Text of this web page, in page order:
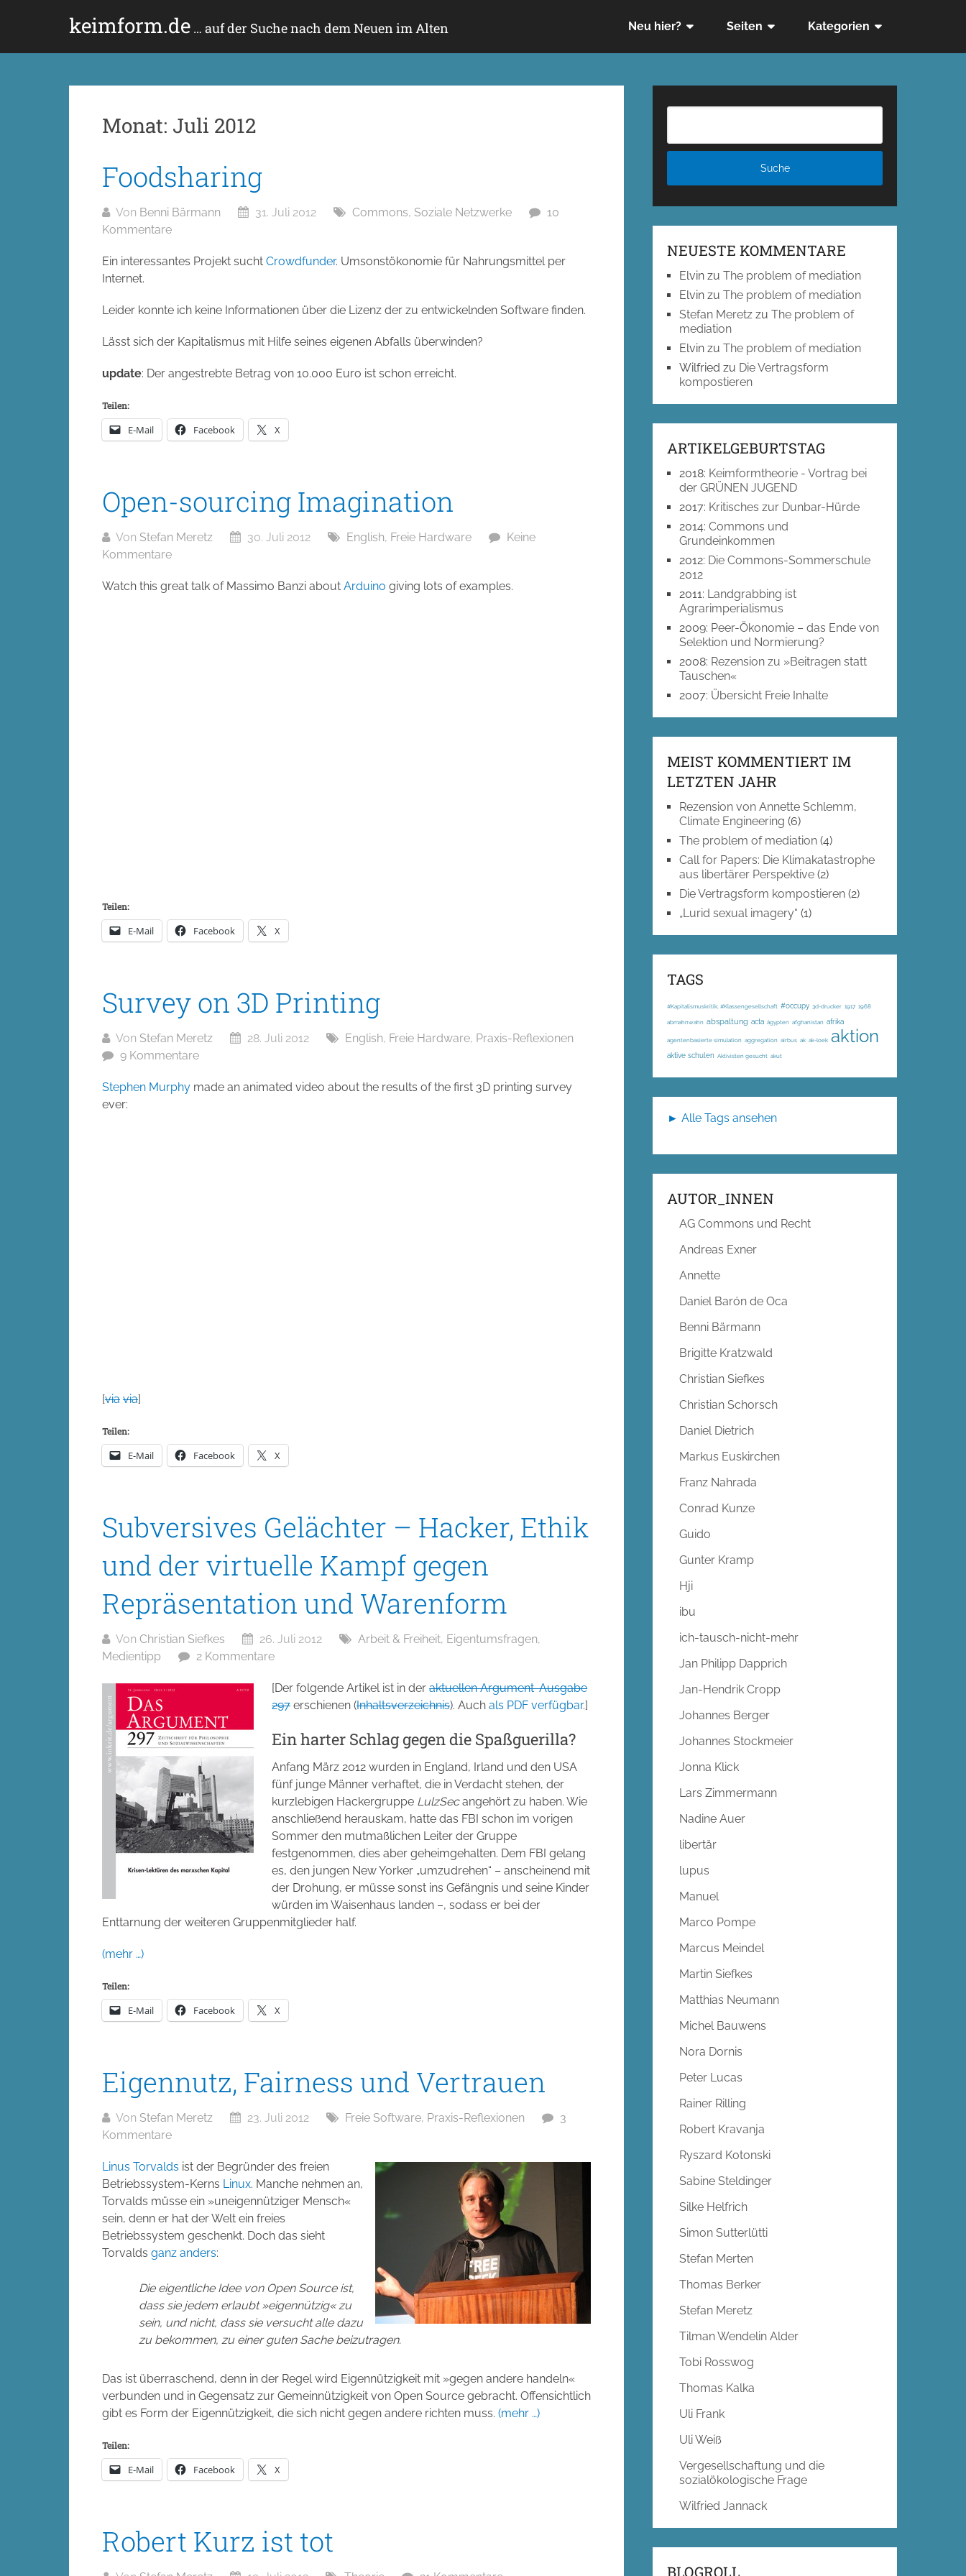
keimform.de … auf der Suche nach dem Neuen im Alten Neu hier? Seiten Kategorien
Monat: Juli 2012
Foodsharing
Von Benni Bärmann 31. Juli 2012 Commons, Soziale Netzwerke
10
Kommentare
Ein interessantes Projekt sucht Crowdfunder. Umsonstökonomie für Nahrungsmittel per
Internet.
Leider konnte ich keine Informationen über die Lizenz der zu entwickelnden Software finden.
Lässt sich der Kapitalismus mit Hilfe seines eigenen Abfalls überwinden?
update: Der angestrebte Betrag von 10.000 Euro ist schon erreicht.
Teilen:
E-Mail Facebook X
Open-sourcing Imagination
Von Stefan Meretz 30. Juli 2012 English, Freie Hardware
Keine
Kommentare
Watch this great talk of Massimo Banzi about Arduino giving lots of examples.
Teilen:
E-Mail Facebook X
Survey on 3D Printing
Von Stefan Meretz 28. Juli 2012 English, Freie Hardware, Praxis-Reflexionen
9 Kommentare
Stephen Murphy made an animated video about the results of the first 3D printing survey
ever:
[via via]
Teilen:
E-Mail Facebook X
Subversives Gelächter – Hacker, Ethik
und der virtuelle Kampf gegen
Repräsentation und Warenform
Von Christian Siefkes 26. Juli 2012 Arbeit & Freiheit, Eigentumsfragen,
Medientipp
2 Kommentare
[Der folgende Artikel ist in deraktuellen Argument-Ausgabe
297erschienen (Inhaltsverzeichnis). Auchals PDF verfügbar.]
Ein harter Schlag gegen die Spaßguerilla?
Anfang März 2012 wurden in England, Irland und den USA
fünf junge Männer verhaftet, die in Verdacht stehen, der
kurzlebigen Hackergruppe LulzSecangehört zu haben. Wie
anschließend herauskam, hatte das FBI schon im vorigen
Sommer den mutmaßlichen Leiter der Gruppe
festgenommen, dies aber geheimgehalten. Dem FBI gelang
es, den jungen New Yorker „umzudrehen“ – anscheinend mit
der Drohung, er müsse sonst ins Gefängnis und seine Kinder
würden im Waisenhaus landen –, sodass er bei der
Enttarnung der weiteren Gruppenmitglieder half.
(mehr …)
Teilen:
E-Mail Facebook X
Eigennutz, Fairness und Vertrauen
Von Stefan Meretz 23. Juli 2012 Freie Software, Praxis-Reflexionen
3
Kommentare
Linus Torvalds ist der Begründer des freien
Betriebssystem-Kerns Linux. Manche nehmen an,
Torvalds müsse ein »uneigennütziger Mensch«
sein, denn er hat der Welt ein freies
Betriebssystem geschenkt. Doch das sieht
Torvalds ganz anders:
Die eigentliche Idee von Open Source ist,
dass sie jedem erlaubt »eigennützig« zu
sein, und nicht, dass sie versucht alle dazu
zu bekommen, zu einer guten Sache beizutragen.
Das ist überraschend, denn in der Regel wird Eigennützigkeit mit »gegen andere handeln«
verbunden und in Gegensatz zur Gemeinnützigkeit von Open Source gebracht. Offensichtlich
gibt es Form der Eigennützigkeit, die sich nicht gegen andere richten muss. (mehr …)
Teilen:
E-Mail Facebook X
Robert Kurz ist tot
NEUESTE KOMMENTARE
Elvin zuThe problem of mediation
Elvin zuThe problem of mediation
Stefan Meretz zuThe problem of
mediation
Elvin zuThe problem of mediation
Wilfried zu Die Vertragsform
kompostieren
ARTIKELGEBURTSTAG
2018: Keimformtheorie - Vortrag bei
der GRÜNEN JUGEND
2017: Kritisches zur Dunbar-Hürde
2014:Commons und
Grundeinkommen
2012: Die Commons-Sommerschule
2012
2011: Landgrabbing ist
Agrarimperialismus
2009: Peer-Ökonomie – das Ende von
Selektion und Normierung?
2008: Rezension zu »Beitragen statt
Tauschen«
2007: Übersicht Freie Inhalte
MEIST KOMMENTIERT IM
LETZTEN JAHR
Rezension von Annette Schlemm,
Climate Engineering (6)
The problem of mediation (4)
Call for Papers: Die Klimakatastrophe
aus libertärer Perspektive (2)
Die Vertragsform kompostieren (2)
„Lurid sexual imagery“ (1)
TAGS
#Kapitalismuskritik; #Klassengesellschaft #occupy 3d-drucker 1917 1968
abmahnwahn abspaltung acta ägypten afghanistan afrika
agentenbasierte simulation aggregation airbus ak ak-loek aktion
aktive schulen Aktivisten gesucht akut
► Alle Tags ansehen
AUTOR_INNEN
AG Commons und Recht
Andreas Exner
Annette
Daniel Barón de Oca
Benni Bärmann
Brigitte Kratzwald
Christian Siefkes
Christian Schorsch
Daniel Dietrich
Markus Euskirchen
Franz Nahrada
Conrad Kunze
Guido
Gunter Kramp
Hji
ibu
ich-tausch-nicht-mehr
Jan Philipp Dapprich
Jan-Hendrik Cropp
Johannes Berger
Johannes Stockmeier
Jonna Klick
Lars Zimmermann
Nadine Auer
libertär
lupus
Manuel
Marco Pompe
Marcus Meindel
Martin Siefkes
Matthias Neumann
Michel Bauwens
Nora Dornis
Peter Lucas
Rainer Rilling
Robert Kravanja
Ryszard Kotonski
Sabine Steldinger
Silke Helfrich
Simon Sutterlütti
Stefan Merten
Thomas Berker
Stefan Meretz
Tilman Wendelin Alder
Tobi Rosswog
Thomas Kalka
Uli Frank
Uli Weiß
Vergesellschaftung und die
sozialökologische Frage
Wilfried Jannack
BLOGROLL